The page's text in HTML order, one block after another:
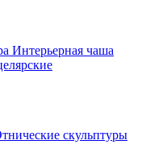
Интерьерная чаша
скульптуры